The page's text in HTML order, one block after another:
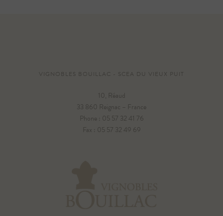
VIGNOBLES BOUILLAC - SCEA DU VIEUX PUIT
10, Réaud
33 860 Reignac – France
Phone : 05 57 32 41 76
Fax : 05 57 32 49 69